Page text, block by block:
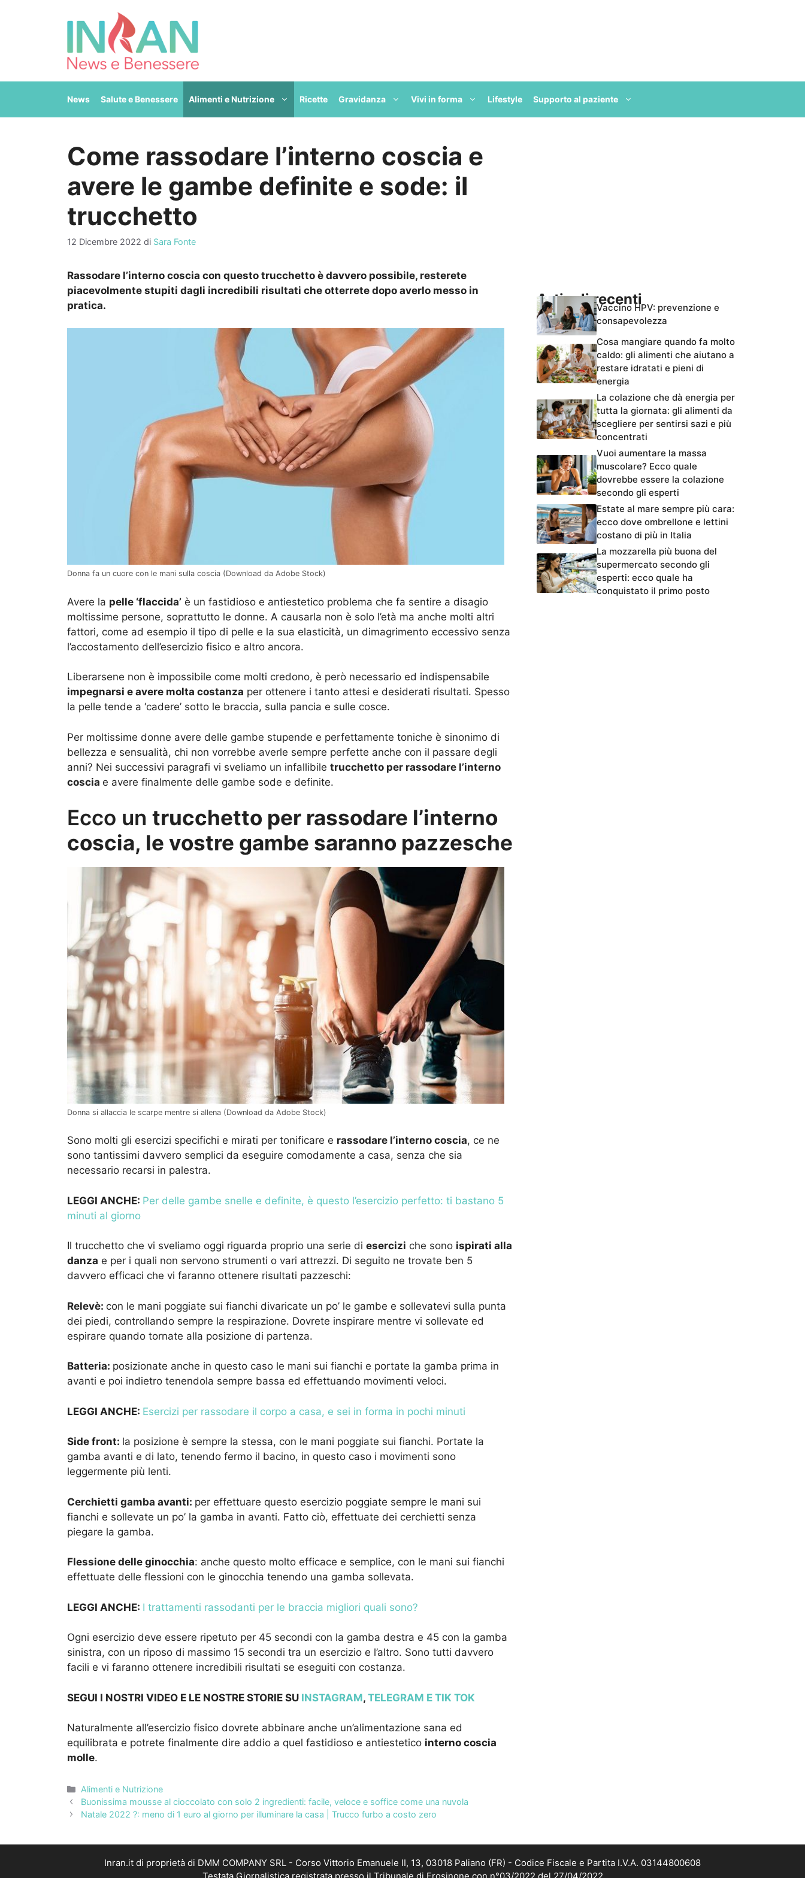
News Salute e Benessere Alimenti e Nutrizione Ricette Gravidanza Vivi in forma Lifestyle Supporto al paziente
Come rassodare l’interno coscia e
avere le gambe definite e sode: il
trucchetto
12 Dicembre 2022 di Sara Fonte
Rassodare l’interno coscia con questo trucchetto è davvero possibile, resterete
piacevolmente stupiti dagli incredibili risultati che otterrete dopo averlo messo in
pratica.
Donna fa un cuore con le mani sulla coscia (Download da Adobe Stock)
Avere la pelle ‘flaccida’ è un fastidioso e antiestetico problema che fa sentire a disagio
moltissime persone, soprattutto le donne. A causarla non è solo l’età ma anche molti altri
fattori, come ad esempio il tipo di pelle e la sua elasticità, un dimagrimento eccessivo senza
l’accostamento dell’esercizio fisico e altro ancora.
Liberarsene non è impossibile come molti credono, è però necessario ed indispensabile
impegnarsi e avere molta costanza per ottenere i tanto attesi e desiderati risultati. Spesso
la pelle tende a ‘cadere’ sotto le braccia, sulla pancia e sulle cosce.
Per moltissime donne avere delle gambe stupende e perfettamente toniche è sinonimo di
bellezza e sensualità, chi non vorrebbe averle sempre perfette anche con il passare degli
anni? Nei successivi paragrafi vi sveliamo un infallibile trucchetto per rassodare l’interno
coscia e avere finalmente delle gambe sode e definite.
Ecco un trucchetto per rassodare l’interno
coscia, le vostre gambe saranno pazzesche
Donna si allaccia le scarpe mentre si allena (Download da Adobe Stock)
Sono molti gli esercizi specifichi e mirati per tonificare e rassodare l’interno coscia, ce ne
sono tantissimi davvero semplici da eseguire comodamente a casa, senza che sia
necessario recarsi in palestra.
LEGGI ANCHE: Per delle gambe snelle e definite, è questo l’esercizio perfetto: ti bastano 5
minuti al giorno
Il trucchetto che vi sveliamo oggi riguarda proprio una serie di esercizi che sono ispirati alla
danza e per i quali non servono strumenti o vari attrezzi. Di seguito ne trovate ben 5
davvero efficaci che vi faranno ottenere risultati pazzeschi:
Relevè: con le mani poggiate sui fianchi divaricate un po’ le gambe e sollevatevi sulla punta
dei piedi, controllando sempre la respirazione. Dovrete inspirare mentre vi sollevate ed
espirare quando tornate alla posizione di partenza.
Batteria: posizionate anche in questo caso le mani sui fianchi e portate la gamba prima in
avanti e poi indietro tenendola sempre bassa ed effettuando movimenti veloci.
LEGGI ANCHE: Esercizi per rassodare il corpo a casa, e sei in forma in pochi minuti
Side front: la posizione è sempre la stessa, con le mani poggiate sui fianchi. Portate la
gamba avanti e di lato, tenendo fermo il bacino, in questo caso i movimenti sono
leggermente più lenti.
Cerchietti gamba avanti: per effettuare questo esercizio poggiate sempre le mani sui
fianchi e sollevate un po’ la gamba in avanti. Fatto ciò, effettuate dei cerchietti senza
piegare la gamba.
Flessione delle ginocchia: anche questo molto efficace e semplice, con le mani sui fianchi
effettuate delle flessioni con le ginocchia tenendo una gamba sollevata.
LEGGI ANCHE: I trattamenti rassodanti per le braccia migliori quali sono?
Ogni esercizio deve essere ripetuto per 45 secondi con la gamba destra e 45 con la gamba
sinistra, con un riposo di massimo 15 secondi tra un esercizio e l’altro. Sono tutti davvero
facili e vi faranno ottenere incredibili risultati se eseguiti con costanza.
SEGUI I NOSTRI VIDEO E LE NOSTRE STORIE SU INSTAGRAM, TELEGRAM E TIK TOK
Naturalmente all’esercizio fisico dovrete abbinare anche un’alimentazione sana ed
equilibrata e potrete finalmente dire addio a quel fastidioso e antiestetico interno coscia
molle.
Categorie
Alimenti e Nutrizione
Buonissima mousse al cioccolato con solo 2 ingredienti: facile, veloce e soffice come una nuvola
Natale 2022 ?: meno di 1 euro al giorno per illuminare la casa | Trucco furbo a costo zero
Articoli recentiVaccino HPV: prevenzione e
consapevolezza
Cosa mangiare quando fa molto
caldo: gli alimenti che aiutano a
restare idratati e pieni di
energia
La colazione che dà energia per
tutta la giornata: gli alimenti da
scegliere per sentirsi sazi e più
concentrati
Vuoi aumentare la massa
muscolare? Ecco quale
dovrebbe essere la colazione
secondo gli esperti
Estate al mare sempre più cara:
ecco dove ombrellone e lettini
costano di più in Italia
La mozzarella più buona del
supermercato secondo gli
esperti: ecco quale ha
conquistato il primo posto
Inran.it di proprietà di DMM COMPANY SRL - Corso Vittorio Emanuele II, 13, 03018 Paliano (FR) - Codice Fiscale e Partita I.V.A. 03144800608